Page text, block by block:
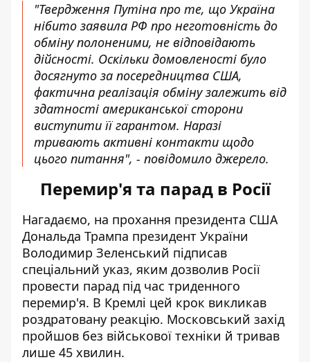
"Твердження Путіна про те, що Україна
нібито заявила РФ про неготовність до
обміну полоненими, не відповідають
дійсності. Оскільки домовленості було
досягнуто за посередництва США,
фактична реалізація обміну залежить від
здатності американської сторони
виступити її гарантом. Наразі
тривають активні контакти щодо
цього питання", - повідомило джерело.
Перемир'я та парад в Росії
Нагадаємо, на прохання президента США
Дональда Трампа президент України
Володимир Зеленський підписав
спеціальний указ, яким дозволив Росії
провести парад під час триденного
перемир'я. В Кремлі цей крок викликав
роздратовану реакцію. Московський захід
пройшов без військової техніки й тривав
лише 45 хвилин.